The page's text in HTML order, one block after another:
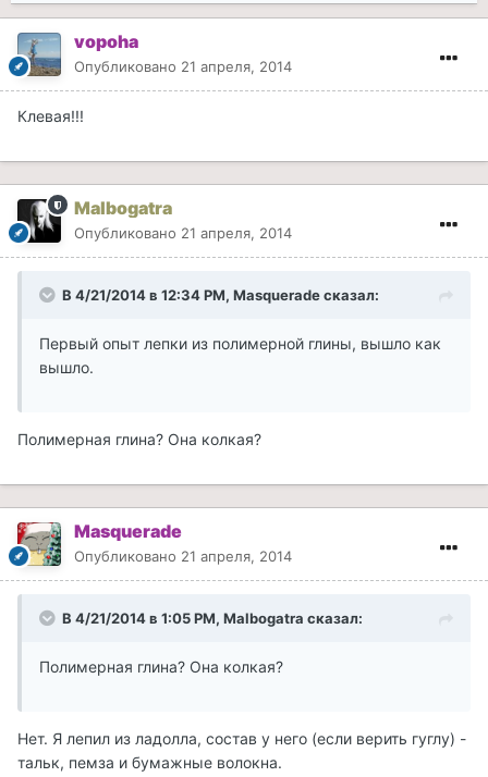
vopoha
Опубликовано 21 апреля, 2014
Клевая!!!
Malbogatra
Опубликовано 21 апреля, 2014
В 4/21/2014 в 12:34 PM, Masquerade сказал:
Первый опыт лепки из полимерной глины, вышло как
вышло.
Полимерная глина? Она колкая?
Masquerade
Опубликовано 21 апреля, 2014
В 4/21/2014 в 1:05 PM, Malbogatra сказал:
Полимерная глина? Она колкая?
Нет. Я лепил из ладолла, состав у него (если верить гуглу) -
тальк, пемза и бумажные волокна.